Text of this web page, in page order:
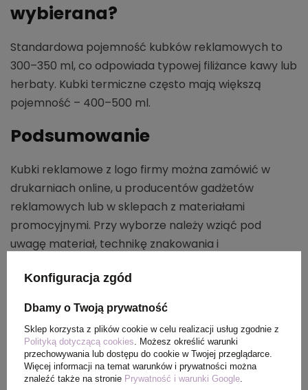
wybierana?
Standardowa pojemność kubków reklamowych to
300–350 ml, co odpowiada typowej filiżance kawy lub
herbaty. Kubki termiczne często mają większą
pojemność – 400–500 ml.
Podsumowanie
Kubki reklamowe z logo firmy można zamówić w
drukarniach online, u producentów gadżetów
reklamowych lub w sklepach z materiałami
promocyjnymi. Przy wyborze należy wziąć pod
uwagę materiał, technikę znakowania i
wybór kubków z personalizacją, bezpłatne
wizualizacje oraz wsparcie dedykowanego
handlowca, co ułatwia realizację zamówień firmom
niezależnie od ich wielkości.
Autor wpisu: Team Hellogadzet
Konfiguracja zgód
Dbamy o Twoją prywatność
Sklep korzysta z plików cookie w celu realizacji usług zgodnie z
Polityką dotyczącą cookies. Możesz określić warunki
przechowywania lub dostępu do cookie w Twojej przeglądarce.
Więcej informacji na temat warunków i prywatności można
znaleźć także na stronie Prywatność i warunki Google.